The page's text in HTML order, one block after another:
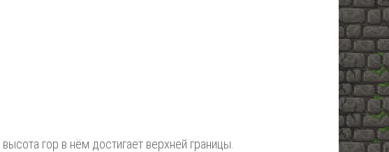
гор в нём достигает верхней границы.